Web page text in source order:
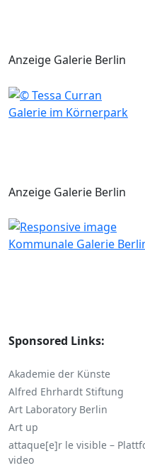
Anzeige Galerie Berlin
Galerie im Körnerpark
Anzeige Galerie Berlin
Kommunale Galerie
Sponsored Links:
Akademie der Künste
Alfred Ehrhardt Stiftung
Art Laboratory Berlin
Art up
attaque[e]r le visible –
video